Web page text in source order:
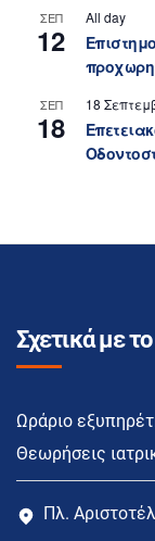
ΣΕΠ
12
All day
ΣΕΠ
18
18
Σχετικά με
Ωράριο
Θεωρήσεις
Πλ.